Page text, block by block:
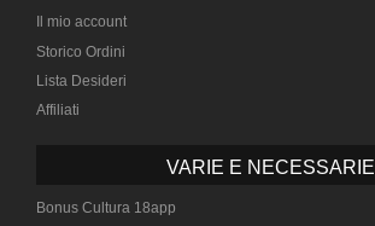
Il mio account
Storico Ordini
Lista Desideri
Affiliati
VARIE E NECESSARIE
Bonus Cultura 18app